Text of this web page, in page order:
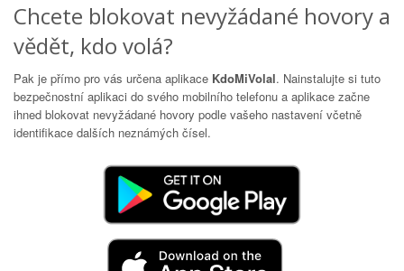
Chcete blokovat nevyžádané hovory a
vědět, kdo volá?
Pak je přímo pro vás určena aplikace KdoMiVolal. Nainstalujte si tuto
bezpečnostní aplikaci do svého mobilního telefonu a aplikace začne
ihned blokovat nevyžádané hovory podle vašeho nastavení včetně
identifikace dalších neznámých čísel.